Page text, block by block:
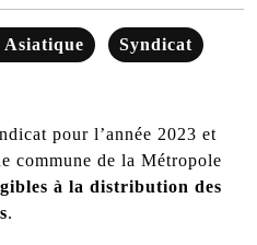
Asiatique Syndicat
pour l’année 2023 et
commune de la Métropole
à la distribution des
.